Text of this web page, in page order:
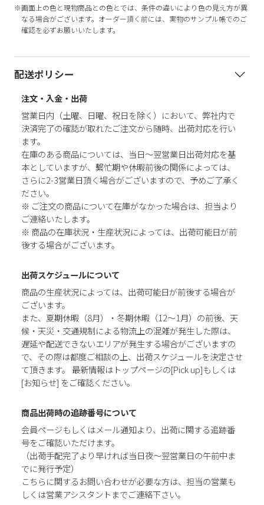
※画面上の色と現物商品との色とでは、条件の違いにより色の見え方が異
なる場合がございます。オーダー頂く前には、実物のサンプル帳でのご
確認を必ずお願いいたします。
配送ポリシー
注文・入金・出荷
営業日内（土曜、日曜、祝日を除く）において、弊社内で
決済完了の確認が取れたご注文から随時、出荷対応を行い
ます。
在庫のある商品については、当日～翌営業日出荷対応を基
本としていますが、繫忙期や休暇前後の関係によっては、
さらに2-3営業日頂く場合がございますので、予めご了承く
ださい。
※ ご注文の商品について在庫がなかった場合は、担当より
ご連絡いたします。
※ 商品の在庫状況・生産状況によっては、出荷可能日が前
後する場合がございます。
出荷スケジュールについて
商品の生産状況によっては、出荷可能日が前後する場合が
ございます。
また、夏期休暇（8月）・冬期休暇（12～1月）の前後、天
候・天災・交通規制による物流上の混雑が発生した際は、
遅延や配送できないエリアが発生する場合がございますの
で、その際は都度ご相談の上、出荷スケジュールを決定させ
て頂きます。 最新情報はトップページの[Pick up]もしくは
[お知らせ] をご確認ください。
商品出荷時の追跡番号について
会員ページもしくはメール通知より、出荷に関する追跡番
号をご確認いただけます。
（出荷手配完了より早ければ当日夜～翌営業日の午前中ま
でに発行予定）
こちらに関するお問い合わせが必要な方は、担当の営業も
しくは営業アシスタントまでご連絡下さい。